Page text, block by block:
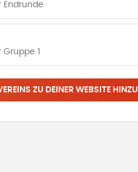
Endrunde
1
ZU DEINER WEBSITE HINZU